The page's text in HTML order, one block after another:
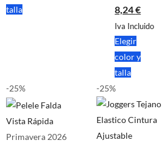
talla
8,24€
Iva Incluido
Elegir
color y
talla
-25%
Vista Rápida
Primavera 2026
-25%